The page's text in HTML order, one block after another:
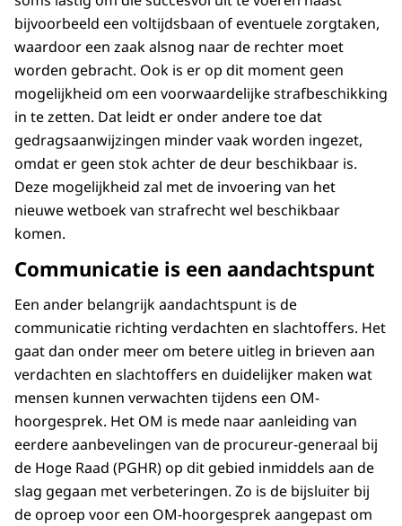
bijvoorbeeld een voltijdsbaan of eventuele zorgtaken,
waardoor een zaak alsnog naar de rechter moet
worden gebracht. Ook is er op dit moment geen
mogelijkheid om een voorwaardelijke strafbeschikking
in te zetten. Dat leidt er onder andere toe dat
gedragsaanwijzingen minder vaak worden ingezet,
omdat er geen stok achter de deur beschikbaar is.
Deze mogelijkheid zal met de invoering van het
nieuwe wetboek van strafrecht wel beschikbaar
komen.
Communicatie is een aandachtspunt
Een ander belangrijk aandachtspunt is de
communicatie richting verdachten en slachtoffers. Het
gaat dan onder meer om betere uitleg in brieven aan
verdachten en slachtoffers en duidelijker maken wat
mensen kunnen verwachten tijdens een OM-
hoorgesprek. Het OM is mede naar aanleiding van
eerdere aanbevelingen van de procureur-generaal bij
de Hoge Raad (PGHR) op dit gebied inmiddels aan de
slag gegaan met verbeteringen. Zo is de bijsluiter bij
de oproep voor een OM-hoorgesprek aangepast om